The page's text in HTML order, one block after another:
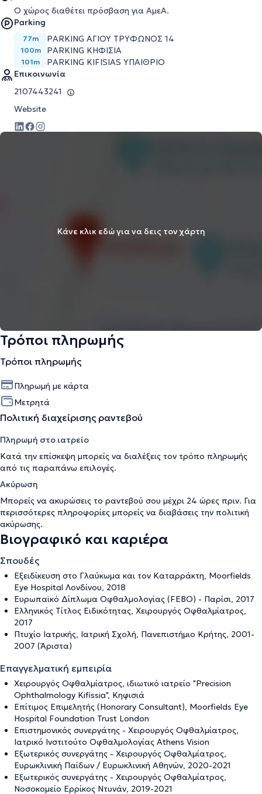
Ο χώρος διαθέτει πρόσβαση για ΑμεΑ.
Parking
77m PARKING ΑΓΙΟΥ ΤΡΥΦΩΝΟΣ 14
100m PARKING ΚΗΦΙΣΙΑ
101m
PARKING KIFISIAS ΥΠΑΙΘΡΙΟ
Επικοινωνία
2107443241
Website
Κάνε κλικ εδώ για να δεις τον χάρτη
Τρόποι πληρωμής
Τρόποι πληρωμής
Πληρωμή με κάρτα
Μετρητά
Πολιτική διαχείρισης ραντεβού
Πληρωμή στο ιατρείο
Κατά την επίσκεψη μπορείς να διαλέξεις τον τρόπο πληρωμής
από τις παραπάνω επιλογές.
Ακύρωση
Μπορείς να ακυρώσεις το ραντεβού σου μέχρι 24 ώρες πριν. Για
περισσότερες πληροφορίες μπορείς να διαβάσεις την πολιτική
ακύρωσης.
Βιογραφικό και καριέρα
Σπουδές
Εξειδίκευση στο Γλαύκωμα και τον Καταρράκτη, Moorfields
Eye Hospital Λονδίνου, 2018
Ευρωπαϊκό Δίπλωμα Οφθαλμολογίας (FEBO) - Παρίσι, 2017
Ελληνικός Τίτλος Ειδικότητας, Χειρουργός Οφθαλμίατρος,
2017
Πτυχίο Ιατρικής, Ιατρική Σχολή, Πανεπιστήμιο Κρήτης, 2001-
2007 (Άριστα)
Επαγγελματική εμπειρία
Χειρουργός Οφθαλμίατρος, ιδιωτικό ιατρείο "Precision
Ophthalmology Kifissia", Κηφισιά
Επίτιμος Επιμελητής (Honorary Consultant), Moorfields Eye
Hospital Foundation Trust London
Επιστημονικός συνεργάτης - Χειρουργός Οφθαλμίατρος,
Ιατρικό Ινστιτούτο Οφθαλμολογίας Athens Vision
Εξωτερικός συνεργάτης - Χειρουργός Οφθαλμίατρος,
Ευρωκλινική Παίδων / Ευρωκλινική Αθηνών, 2020-2021
Εξωτερικός συνεργάτης - Χειρουργός Οφθαλμίατρος,
Νοσοκομείο Ερρίκος Ντυνάν, 2019-2021